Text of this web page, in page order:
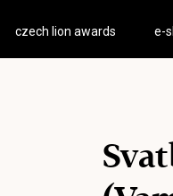
czech lion awards e-